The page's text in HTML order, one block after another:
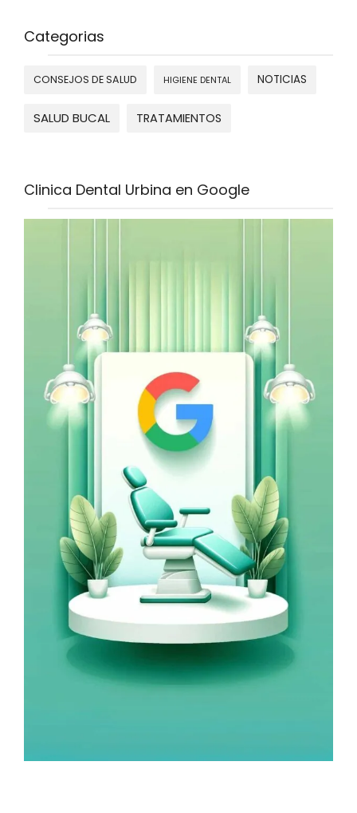
Categorias
CONSEJOS DE SALUD HIGIENE DENTAL NOTICIAS
SALUD BUCAL TRATAMIENTOS
Clinica Dental Urbina en Google